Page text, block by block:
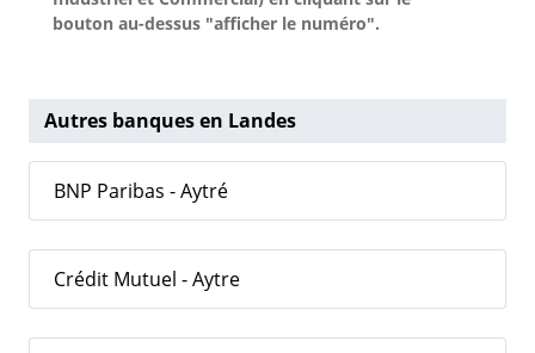
bouton au-dessus "afficher le numéro".
Autres banques en Landes
BNP Paribas - Aytré
Crédit Mutuel - Aytre